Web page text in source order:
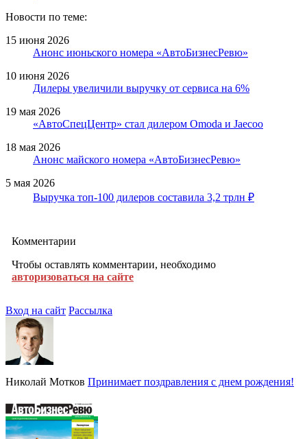
Новости по теме:
15 июня 2026
Анонс июньского номера «АвтоБизнесРевю»
10 июня 2026
Дилеры увеличили выручку от сервиса на 6%
19 мая 2026
«АвтоСпецЦентр» стал дилером Omoda и Jaecoo
18 мая 2026
Анонс майского номера «АвтоБизнесРевю»
5 мая 2026
Выручка топ-100 дилеров составила 3,2 трлн ₽
Комментарии
Чтобы оставлять комментарии, необходимо
авторизоваться на сайте
Вход на сайт Рассылка
Николай Мотков Принимает поздравления с днем рождения!